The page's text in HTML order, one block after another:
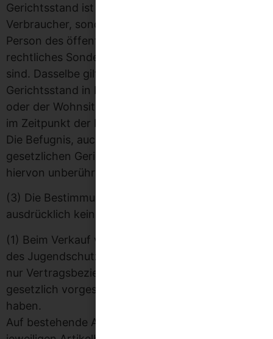
Gerichtsstand ist unser Sitz, soweit Sie nicht
Verbraucher, sondern Kaufmann, juristische
Person des öffentlichen Rechts oder öffentlich-
rechtliches Sondervermögen
sind. Dasselbe gilt, wenn Sie keinen allgemeinen
Gerichtsstand in Deutschland oder der EU haben
oder der Wohnsitz oder gewöhnliche Aufenthalt
im Zeitpunkt der Klageerhebung nicht bekannt ist.
Die Befugnis, auch das Gericht an einem anderen
gesetzlichen Gerichtsstand anzurufen, bleibt
hiervon unberührt.
(3) Die Bestimmungen des UN-Kaufrechts finden
ausdrücklich keine Anwendung. § 6 Jugendschutz
(1) Beim Verkauf von Ware, die den Regelungen
des Jugendschutzgesetzes unterfällt, gehen wir
nur Vertragsbeziehungen mit Kunden ein, die das
gesetzlich vorgeschriebene Mindestalter erreicht
haben.
Auf bestehende Altersbeschränkungen wird in der